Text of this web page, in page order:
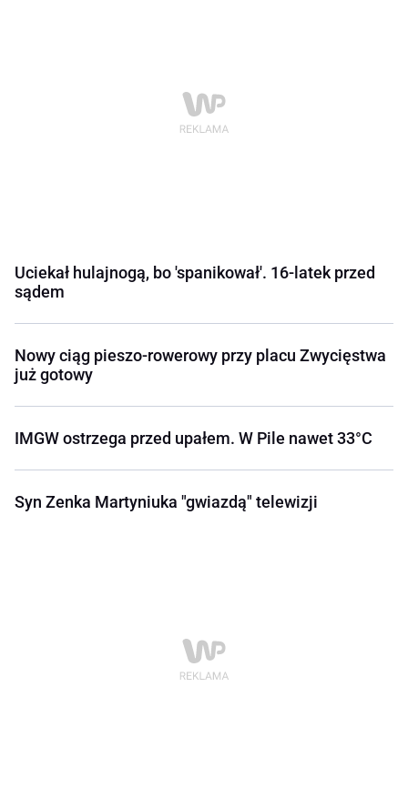
Uciekał hulajnogą, bo 'spanikował'. 16-latek przed
sądem
Nowy ciąg pieszo-rowerowy przy placu Zwycięstwa
już gotowy
IMGW ostrzega przed upałem. W Pile nawet 33°C
Syn Zenka Martyniuka "gwiazdą" telewizji